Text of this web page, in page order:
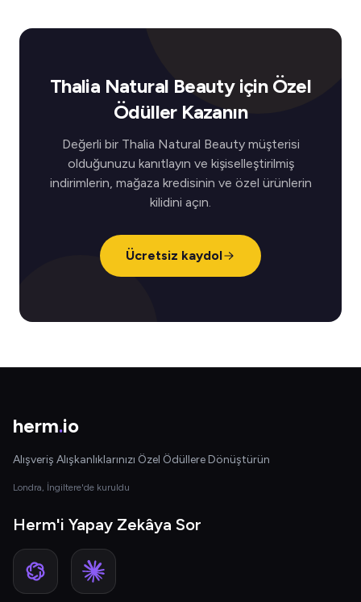
Thalia Natural Beauty için Özel
Ödüller Kazanın
Değerli bir Thalia Natural Beauty müşterisi
olduğunuzu kanıtlayın ve kişiselleştirilmiş
indirimlerin, mağaza kredisinin ve özel ürünlerin
kilidini açın.
Ücretsiz kaydol
herm.io
Alışveriş Alışkanlıklarınızı Özel Ödüllere Dönüştürün
Londra, İngiltere'de kuruldu
Herm'i Yapay Zekâya Sor